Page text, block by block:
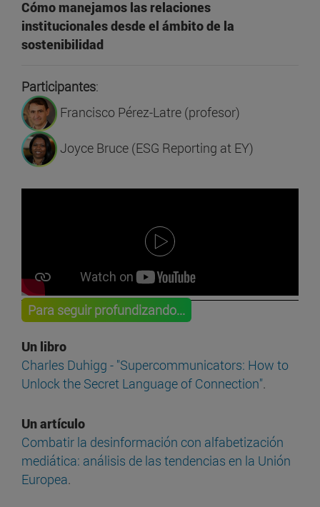
Cómo manejamos las relaciones
institucionales desde el ámbito de la
sostenibilidad
Participantes:
Francisco Pérez-Latre (profesor)
Joyce Bruce (ESG Reporting at EY)
Para seguir profundizando...
Un libro
Charles Duhigg - "Supercommunicators: How to
Unlock the Secret Language of Connection".
Un artículo
Combatir la desinformación con alfabetización
mediática: análisis de las tendencias en la Unión
Europea.